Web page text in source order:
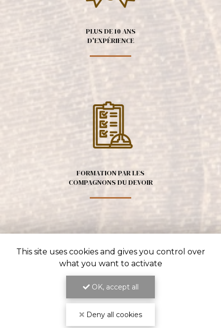
PLUS DE 10 ANS
D'EXPÉRIENCE
FORMATION PAR LES
COMPAGNONS DU DEVOIR
EXPERTISE TECHNIQUE
ET SAVOIR-FAIRE RECONNU
This site uses cookies and gives you control over
what you want to activate
OK, accept all
Deny all cookies